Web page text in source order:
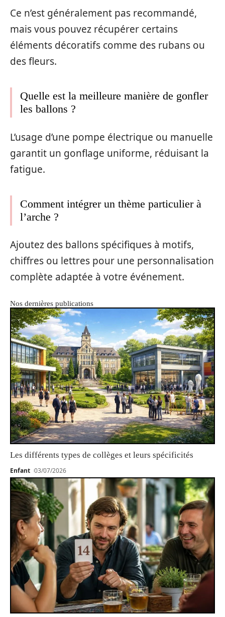
Ce n’est généralement pas recommandé,
mais vous pouvez récupérer certains
éléments décoratifs comme des rubans ou
des fleurs.
Quelle est la meilleure manière de gonfler
les ballons ?
L’usage d’une pompe électrique ou manuelle
garantit un gonflage uniforme, réduisant la
fatigue.
Comment intégrer un thème particulier à
l’arche ?
Ajoutez des ballons spécifiques à motifs,
chiffres ou lettres pour une personnalisation
complète adaptée à votre événement.
Nos dernières publications
Les différents types de collèges et leurs spécificités
Enfant 03/07/2026